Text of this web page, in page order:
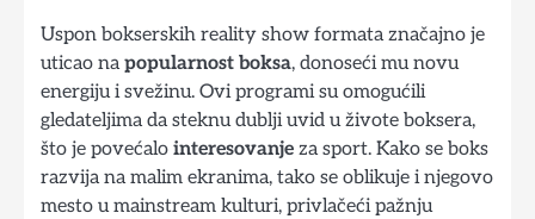
Uspon bokserskih reality show formata značajno je
uticao napopularnost boksa, donoseći mu novu
energiju i svežinu. Ovi programi su omogućili
gledateljima da steknu dublji uvid u živote boksera,
što je povećalo interesovanje za sport. Kako se boks
razvija na malim ekranima, tako se oblikuje i njegovo
mesto u mainstream kulturi, privlačeći pažnju